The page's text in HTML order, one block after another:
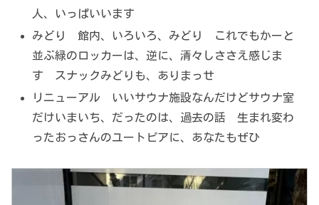
人、いっぱいいます
みどり 館内、いろいろ、みどり これでもかーと
並ぶ緑のロッカーは、逆に、清々しささえ感じま
す スナックみどりも、ありまっせ
リニューアル いいサウナ施設なんだけどサウナ室
だけいまいち、だったのは、過去の話 生まれ変わ
ったおっさんのユートピアに、あなたもぜひ